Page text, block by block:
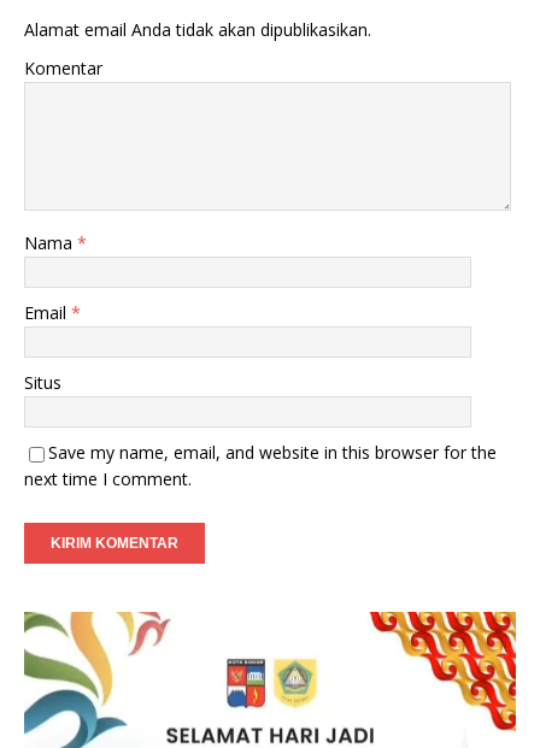
Alamat email Anda tidak akan dipublikasikan.
Komentar
Nama *
Email *
Situs
Save my name, email, and website in this browser for the
next time I comment.